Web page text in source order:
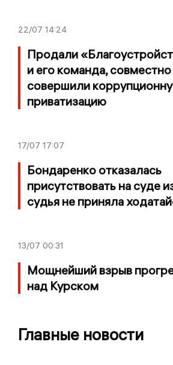
22/07 14:24
Продали
и его команда,
совершили
приватизацию
17/07 17:07
Бондаренко отказалась
присутствовать на суде
судья не приняла
13/07 00:31
Мощнейший взрыв
над Курском
Главные новости